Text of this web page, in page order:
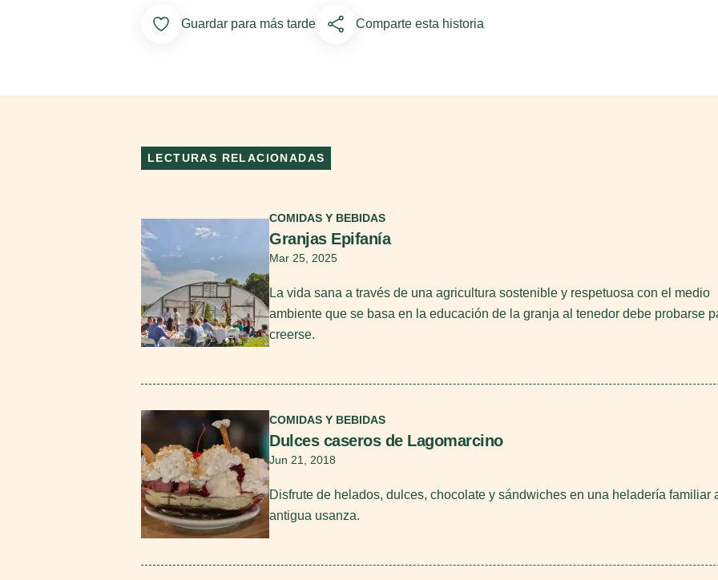
Add to Favorites
Guardar para más tarde Comparte esta historia
LECTURAS RELACIONADAS
COMIDAS Y BEBIDAS
Granjas Epifanía
Mar 25, 2025
La vida sana a través de una agricultura sostenible y respetuosa con el medio
ambiente que se basa en la educación de la granja al tenedor debe probarse
creerse.
COMIDAS Y BEBIDAS
Dulces caseros de Lagomarcino
Jun 21, 2018
Disfrute de helados, dulces, chocolate y sándwiches en una heladería familiar
antigua usanza.